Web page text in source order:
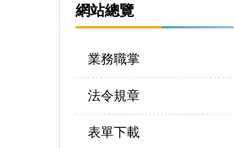
網站總覽
業務職掌
法令規章
表單下載